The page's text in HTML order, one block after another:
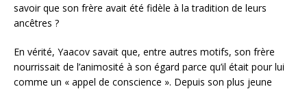
savoir que son frère avait été fidèle à la tradition de leurs
ancêtres ?
En vérité, Yaacov savait que, entre autres motifs, son frère
nourrissait de l’animosité à son égard parce qu’il était pour lui
comme un « appel de conscience ». Depuis son plus jeune